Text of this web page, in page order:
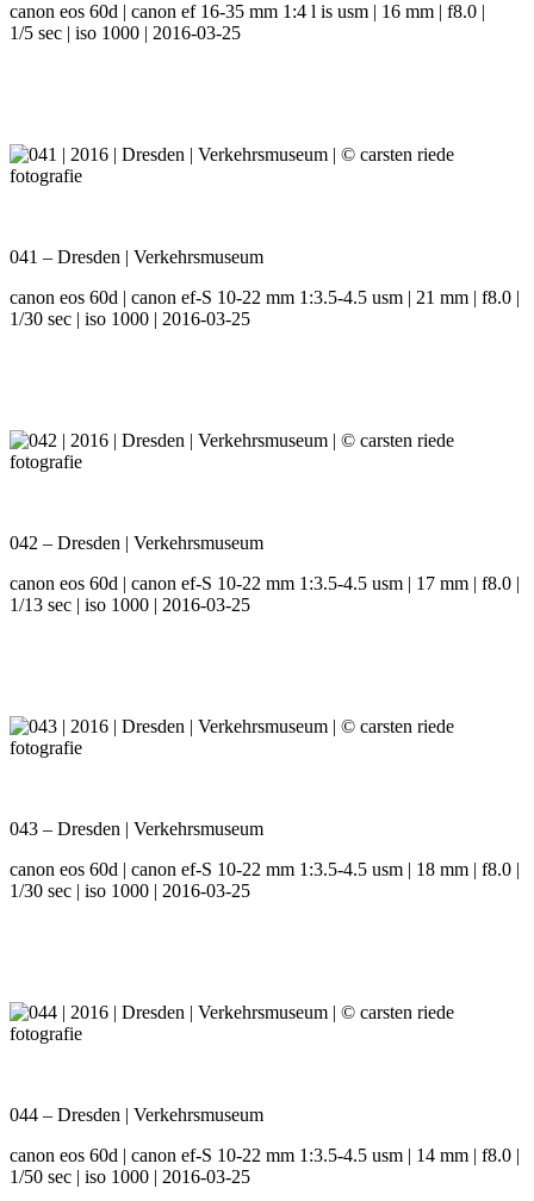
canon eos 60d | canon ef 16-35 mm 1:4 l is usm | 16 mm | f8.0 |
1/5 sec | iso 1000 | 2016-03-25
041 – Dresden | Verkehrsmuseum
canon eos 60d | canon ef-S 10-22 mm 1:3.5-4.5 usm | 21 mm | f8.0 |
1/30 sec | iso 1000 | 2016-03-25
042 – Dresden | Verkehrsmuseum
canon eos 60d | canon ef-S 10-22 mm 1:3.5-4.5 usm | 17 mm | f8.0 |
1/13 sec | iso 1000 | 2016-03-25
043 – Dresden | Verkehrsmuseum
canon eos 60d | canon ef-S 10-22 mm 1:3.5-4.5 usm | 18 mm | f8.0 |
1/30 sec | iso 1000 | 2016-03-25
044 – Dresden | Verkehrsmuseum
canon eos 60d | canon ef-S 10-22 mm 1:3.5-4.5 usm | 14 mm | f8.0 |
1/50 sec | iso 1000 | 2016-03-25